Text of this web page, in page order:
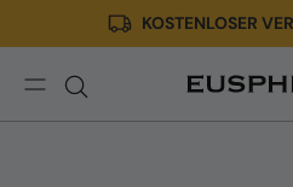
zum
Inhalt
KOSTENLOSER